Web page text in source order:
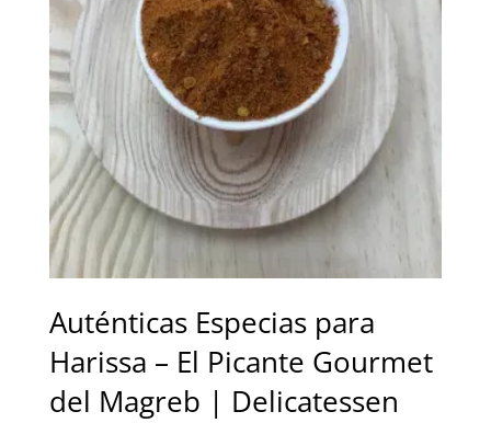
Auténticas Especias para
Harissa – El Picante Gourmet
del Magreb | Delicatessen